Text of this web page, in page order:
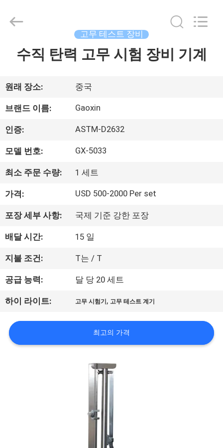
제
품
우
대
하
여
공
장
여
행
Equipment
Reserved.
고무 테스트 장비
수직 탄력 고무 시험 장비 기계
원래 장소: 중국
브랜드 이름: Gaoxin
인증: ASTM-D2632
모델 번호: GX-5033
최소 주문 수량: 1 세트
가격: USD 500-2000 Per set
포장 세부 사항: 국제 기준 강한 포장
배달 시간: 15 일
지불 조건: T는 / T
공급 능력: 달 당 20 세트
하이 라이트: 고무 시험기 , 고무 테스트 계기
최고의 가격